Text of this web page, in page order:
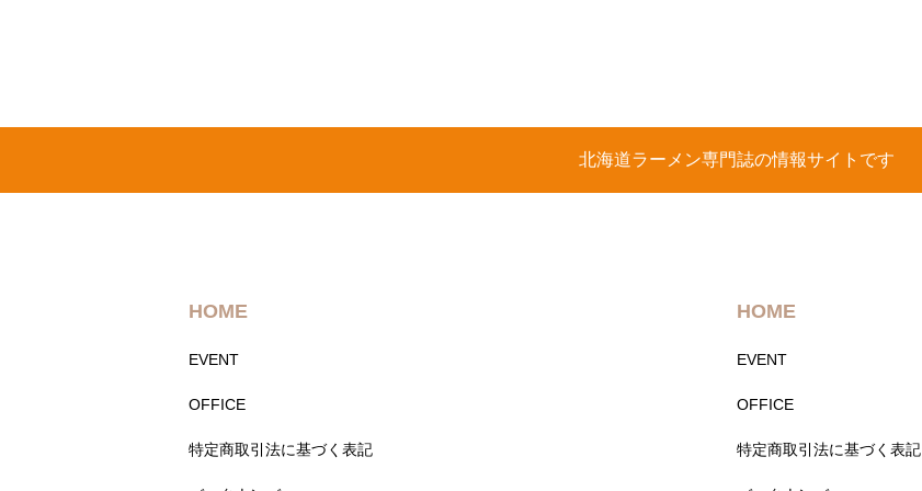
北海道ラーメン専門誌の情報サイトです
HOME
EVENT
OFFICE
特定商取引法に基づく表記
HOME
EVENT
OFFICE
特定商取引法に基づく表記